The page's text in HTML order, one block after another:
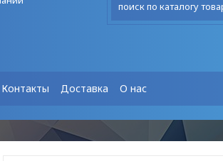
Контакты Доставка О нас